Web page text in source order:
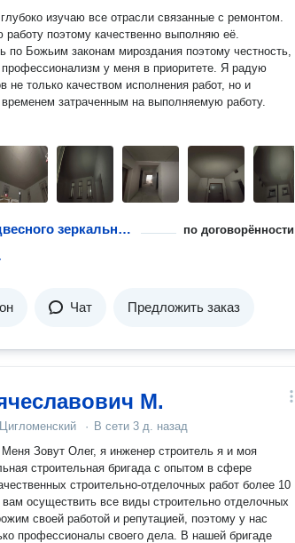
изучаю все отрасли связанные с ремонтом.
поэтому качественно выполняю её.
по Божьим законам мироздания поэтому честность,
у меня в приоритете. Я радую
не только качеством исполнения работ, но и
затраченным на выполняемую работу.
Монтаж подвесного зеркального потолка по договорённости
Чат Предложить заказ
М.
· В сети 3 д. назад
Меня Зовут Олег, я инженер строитель я и моя
строительная бригада с опытом в сфере
строительно-отделочных работ более 10
осуществить все виды строительно отделочных
своей работой и репутацией, поэтому у нас
профессионалы своего дела. В нашей бригаде